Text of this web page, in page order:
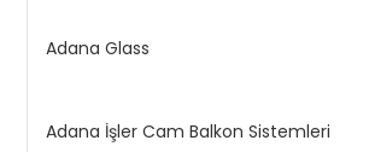
Adana Glass
Adana İşler Cam Balkon Sistemleri